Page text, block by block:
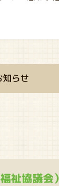
知らせ
祉協議会）